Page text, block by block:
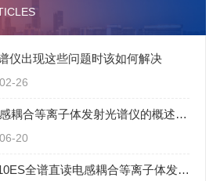
仪出现这些问题时该如何解决
26
二手ICP-OES电感耦合等离子体发射光谱仪的概述/特点/保养
20
二手ICP-OES 710ES全谱直读电感耦合等离子体发射光谱仪​​​​​​​防尘建议